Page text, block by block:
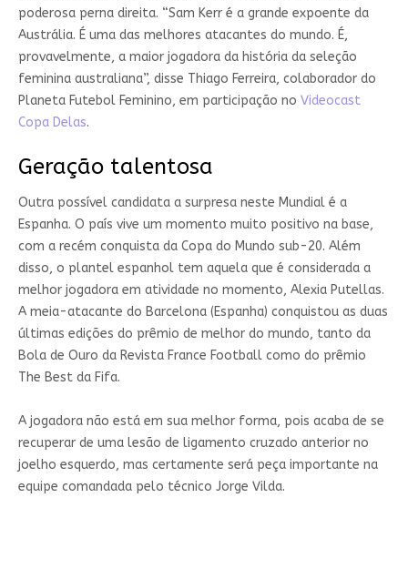
poderosa perna direita. “Sam Kerr é a grande expoente da
Austrália. É uma das melhores atacantes do mundo. É,
provavelmente, a maior jogadora da história da seleção
feminina australiana”, disse Thiago Ferreira, colaborador do
Planeta Futebol Feminino, em participação no Videocast
Copa Delas.
Geração talentosa
Outra possível candidata a surpresa neste Mundial é a
Espanha. O país vive um momento muito positivo na base,
com a recém conquista da Copa do Mundo sub-20. Além
disso, o plantel espanhol tem aquela que é considerada a
melhor jogadora em atividade no momento, Alexia Putellas.
A meia-atacante do Barcelona (Espanha) conquistou as duas
últimas edições do prêmio de melhor do mundo, tanto da
Bola de Ouro da Revista France Football como do prêmio
The Best da Fifa.
A jogadora não está em sua melhor forma, pois acaba de se
recuperar de uma lesão de ligamento cruzado anterior no
joelho esquerdo, mas certamente será peça importante na
equipe comandada pelo técnico Jorge Vilda.